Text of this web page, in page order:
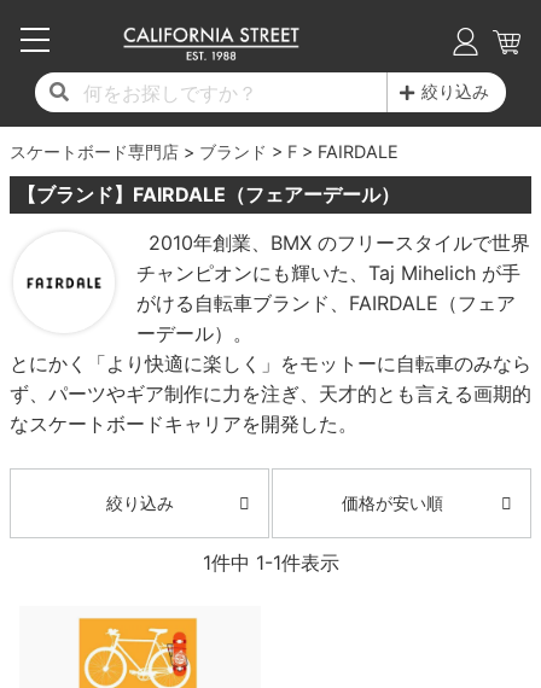
絞り込み
スケートボード専門店 ブランド F FAIRDALE
【ブランド】FAIRDALE（フェアーデール）
2010年創業、BMX のフリースタイルで世界
チャンピオンにも輝いた、Taj Mihelich が手
がける自転車ブランド、FAIRDALE（フェア
ーデール）。
とにかく「より快適に楽しく」をモットーに自転車のみなら
ず、パーツやギア制作に力を注ぎ、天才的とも言える画期的
なスケートボードキャリアを開発した。
絞り込み 価格が安い順
1件中 1-1件表示
17時までのご注文は当日発送！
11,000円以上で送料無料！
毎月1日はポイント5倍！10日と20日は3倍！
コンプリートセット（完成品）
デッキ
17時までのご注文は当日発送！
11,000円以上で送料無料！
毎月1日はポイント5倍！10日と20日は3倍！
デッキ新着一覧
デッキブランド一覧（全てのデッキ）
サイズからデッキを選ぶ
子供用デッキ
7.0inch以下
7.2inch
7.3inch
7.6inch
17時までのご注文は当日発送！
11,000円以上で送料無料！
毎月1日はポイント5倍！10日と20日は3倍！
トラック新着一覧
トラックブランド一覧（全てのトラック）
適合デッキサイズから選ぶ
7.0inch以下
7.2inch
7.3inch
7.5inch
7.7inchウィール
17時までのご注文は当日発送！
11,000円以上で送料無料！
毎月1日はポイント5倍！10日と20日は3倍！
ウィール新着一覧
ウィールブランド一覧（全てのウィール）
ウィールをサイズから選ぶ
50mm
51mm
52mm
53mm
55mm
スピットファイヤー F4（フォーミュラフォ
ー）
ボーンズ STF（エスティーエフ）
パーツ・その他
17時までのご注文は当日発送！
11,000円以上で送料無料！
毎月1日はポイント5倍！10日と20日は3倍！
シューズ新着一覧
シューズブランド一覧
シューズをサイズから選ぶ
20cm
21cm
22cm
22.5cm
23.5cm
25.5cm
サンダル
17時までのご注文は当日発送！
11,000円以上で送料無料！
毎月1日はポイント5倍！10日と20日は3倍！
Tシャツ
ロングスリーブTシャツ
ジャケット
パーカー
長袖ボタンシャツ
17時までのご注文は当日発送！
11,000円以上で送料無料！
毎月1日はポイント5倍！10日と20日は3倍！
最新ブログ一覧
カテゴリー
17時までのご注文は当日発送！
11,000円以上で送料無料！
毎月1日はポイント5倍！10日と20日は3倍！
初心者の方へ
商品情報
スタッフおすすめアイテム
17時までのご注文は当日発送！
11,000円以上で送料無料！
毎月1日はポイント5倍！10日と20日は3倍！
店舗情報
ショップライダー紹介
スタッフ紹介
カリフォルニアストリートの歴史